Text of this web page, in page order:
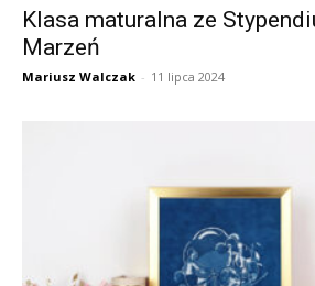
Klasa maturalna ze
Marzeń
Mariusz Walczak - 11 lipca 2024